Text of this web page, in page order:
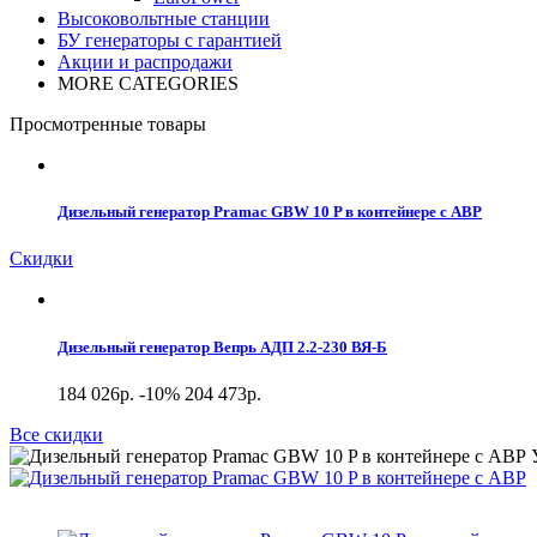
Высоковольтные станции
БУ генераторы с гарантией
Акции и распродажи
MORE CATEGORIES
Просмотренные товары
Дизельный генератор Pramac GBW 10 P в контейнере с АВР
Скидки
Дизельный генератор Вепрь АДП 2.2-230 ВЯ-Б
184 026р. -10% 204 473р.
Все скидки